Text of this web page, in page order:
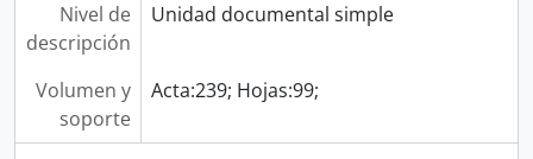
Nivel de
descripción
Unidad documental simple
Volumen y
soporte
Acta:239; Hojas:99;